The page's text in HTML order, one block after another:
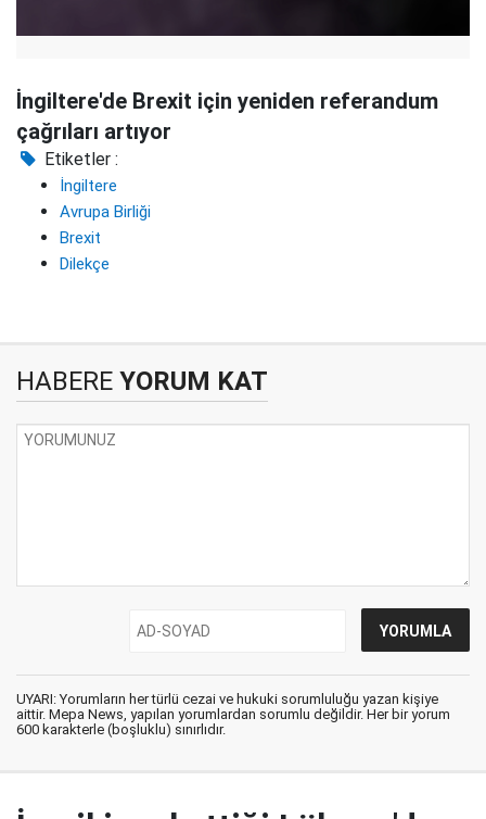
İngiltere'de Brexit için yeniden referandum
çağrıları artıyor
Etiketler :
İngiltere
Avrupa Birliği
Brexit
Dilekçe
HABERE YORUM KAT
UYARI: Yorumların her türlü cezai ve hukuki sorumluluğu yazan kişiye
aittir. Mepa News, yapılan yorumlardan sorumlu değildir. Her bir yorum
600 karakterle (boşluklu) sınırlıdır.